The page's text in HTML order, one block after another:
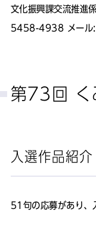
文化振興課交流推
5458-4938 メー
第73回 く
入選作品紹
51句の応募があり、